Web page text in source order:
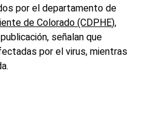
por el departamento de
de Colorado (CDPHE),
señalan que
por el virus, mientras